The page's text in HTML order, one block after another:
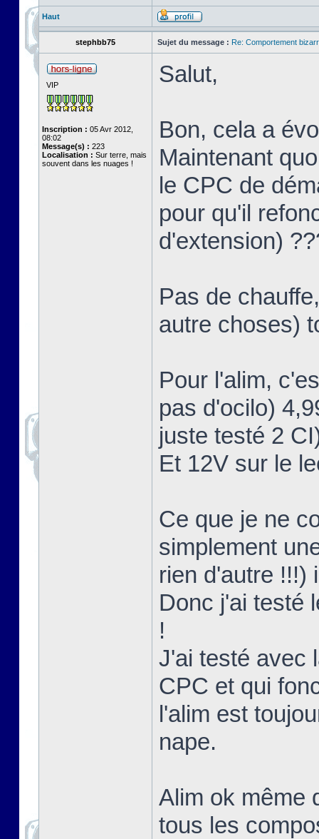
Haut
stephbb75 Sujet du message : Re: Comportement
VIP
Inscription : 05 Avr 2012,
08:02
Message(s) : 223
Localisation : Sur terre, mais
souvent dans les nuages !
Salut,
Bon, cela a
Maintenant
le CPC de
pour qu'il
d'extension)
Pas de
autre choses)
Pour l'alim,
pas d'ocilo)
juste testé 2
Et 12V sur le
Ce que je ne
simplement
rien d'autre !!!)
Donc j'ai testé
!
J'ai testé avec
CPC et qui
l'alim est
nape.
Alim ok même
tous les